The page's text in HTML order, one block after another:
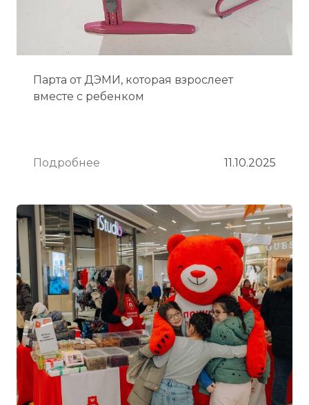
Парта от ДЭМИ, которая взрослеет
вместе с ребенком
Подробнее 11.10.2025